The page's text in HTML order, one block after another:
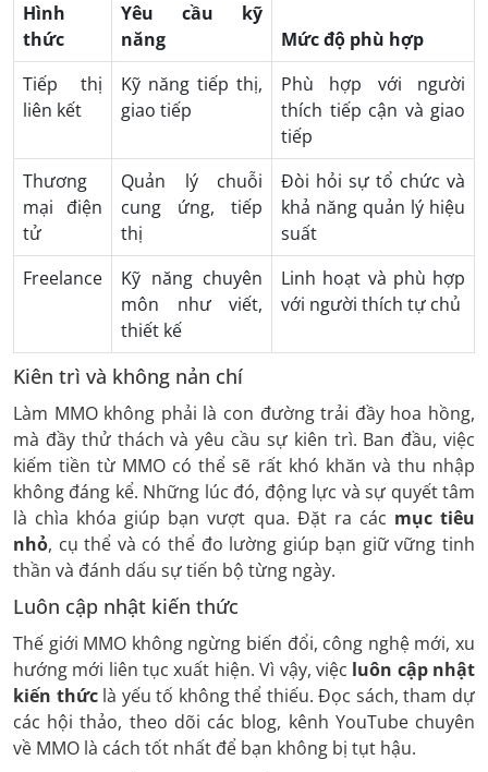
Hình
thức
Yêu cầu kỹ
năng
Mức độ phù hợp
Tiếp thị
liên kết
Kỹ năng tiếp thị,
giao tiếp
Phù hợp với người
thích tiếp cận và giao
tiếp
Thương
mại điện
tử
Quản lý chuỗi
cung ứng, tiếp
thị
Đòi hỏi sự tổ chức và
khả năng quản lý hiệu
suất
Freelance
Kỹ năng chuyên
môn như viết,
thiết kế
Linh hoạt và phù hợp
với người thích tự chủ
Kiên trì và không nản chí
Làm MMO không phải là con đường trải đầy hoa hồng,
mà đầy thử thách và yêu cầu sự kiên trì. Ban đầu, việc
kiếm tiền từ MMO có thể sẽ rất khó khăn và thu nhập
không đáng kể. Những lúc đó, động lực và sự quyết tâm
là chìa khóa giúp bạn vượt qua. Đặt ra các mục tiêu
nhỏ, cụ thể và có thể đo lường giúp bạn giữ vững tinh
thần và đánh dấu sự tiến bộ từng ngày.
Luôn cập nhật kiến thức
Thế giới MMO không ngừng biến đổi, công nghệ mới, xu
hướng mới liên tục xuất hiện. Vì vậy, việc luôn cập nhật
kiến thứclà yếu tố không thể thiếu. Đọc sách, tham dự
các hội thảo, theo dõi các blog, kênh YouTube chuyên
về MMO là cách tốt nhất để bạn không bị tụt hậu.